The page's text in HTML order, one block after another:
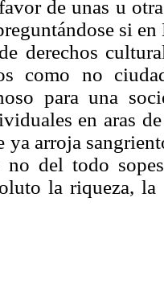
de unas u
si
derechos
como no
para una
en aras
ya arroja
no del todo
la riqueza,